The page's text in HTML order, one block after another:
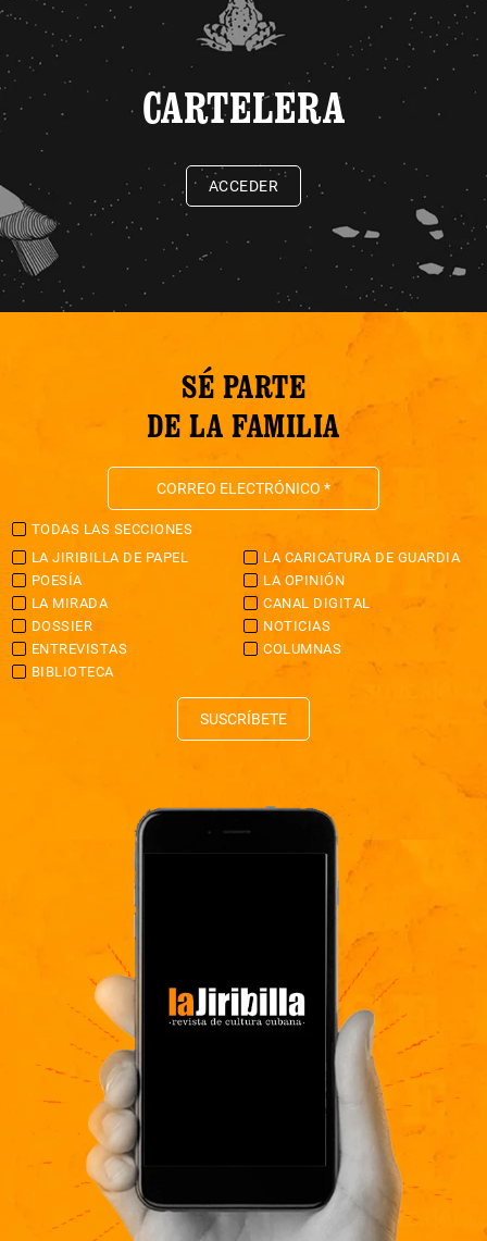
CARTELERA
ACCEDER
SÉ PARTE
DE LA FAMILIA
TODAS LAS SECCIONES
LA JIRIBILLA DE PAPEL
LA CARICATURA DE GUARDIA
POESÍA
LA OPINIÓN
LA MIRADA
CANAL DIGITAL
DOSSIER
NOTICIAS
ENTREVISTAS
COLUMNAS
BIBLIOTECA
SUSCRÍBETE